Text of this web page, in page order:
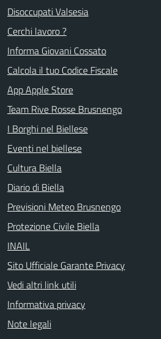
Disoccupati Valsesia
Cerchi lavoro ?
Informa Giovani Cossato
Calcola il tuo Codice Fiscale
App Apple Store
Team Rive Rosse Brusnengo
I Borghi nel Biellese
Eventi nel biellese
Cultura Biella
Diario di Biella
Previsioni Meteo Brusnengo
Protezione Civile Biella
INAIL
Sito Ufficiale Garante Privacy
Vedi altri link utili
Informativa privacy
Note legali